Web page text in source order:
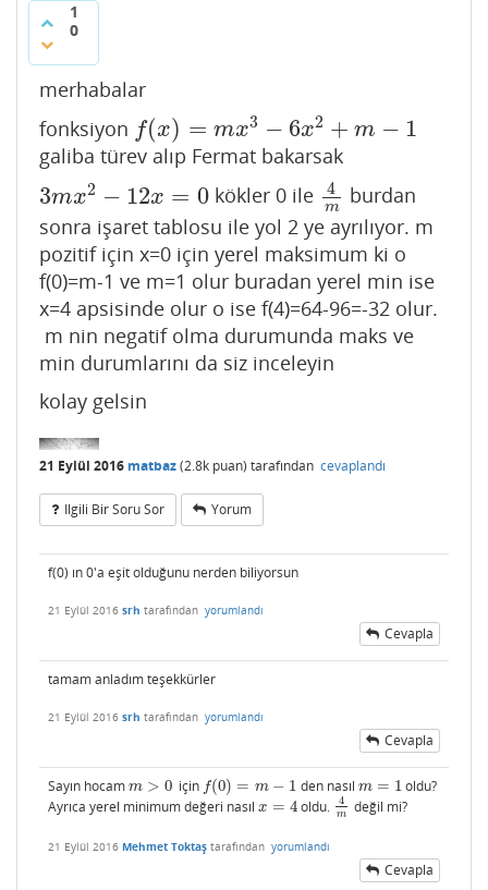
1
0
merhabalar
fonksiyon f(x) = mx3 − 6x2 + m − 1
f(x)=mx3 −6x2+ m −1
galiba türev alıp Fermat bakarsak
3mx2 − 12x = 0
3mx2− 12 x=0 kökler 0 ile 4
m
4m burdan
sonra işaret tablosu ile yol 2 ye ayrılıyor. m
pozitif için x=0 için yerel maksimum ki o
f(0)=m-1 ve m=1 olur buradan yerel min ise
x=4 apsisinde olur o ise f(4)=64-96=-32 olur.
m nin negatif olma durumunda maks ve
min durumlarını da siz inceleyin
kolay gelsin
21 Eylül 2016 matbaz(2.8k puan) tarafından cevaplandı
Ilgili Bir Soru Sor Yorum
f(0) ın 0'a eşit olduğunu nerden biliyorsun
21 Eylül 2016 srh tarafından yorumlandı
Cevapla
tamam anladım teşekkürler
21 Eylül 2016 srh tarafından yorumlandı
Cevapla
Sayın hocam m > 0
m> 0 için f(0) = m − 1
f(0)= m− 1 den nasıl m = 1
m= 1
oldu?
Ayrıca yerel minimum değeri nasıl x = 4
x= 4 oldu. 4
m
4m değil mi?
21 Eylül 2016 Mehmet Toktaş tarafından yorumlandı
Cevapla